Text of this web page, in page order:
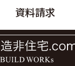
資料請求